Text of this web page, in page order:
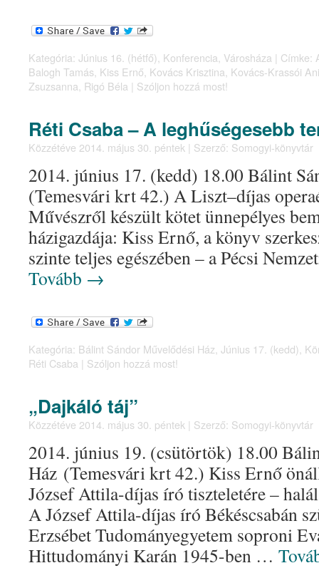
Kategória: Június 16. (hétfő), Konferencia, Városháza | Címke:
Balogh Tamás, Kiss Ernő, Kovács Krisztina, Kovács-Krassói
Zsuzsanna, Rigó Béla | Szóljon hozzá most!
Réti Csaba – A leghűségesebb
Közzétéve 2014. május 30. péntek | Szerző: Somogyi-könyvtár
2014. június 17. (kedd) 18.00 Bálint
(Temesvári krt 42.) A Liszt–díjas
Művészről készült kötet ünnepélyes
házigazdája: Kiss Ernő, a könyv
szinte teljes egészében – a Pécsi
Tovább →
Kategória: Bálint Sándor Művelődési Ház Június 17. (kedd)
Réti Csaba | Szóljon hozzá most!
„Dajkáló táj”
Közzétéve 2014. május 30. péntek | Szerző: Somogyi-könyvtár
2014. június 19. (csütörtök) 18.00
Ház (Temesvári krt 42.) Kiss Ernő
József Attila-díjas író tiszteletére –
A József Attila-díjas író Békéscsabán
Erzsébet Tudományegyetem soproni
Hittudományi Karán 1945-ben …